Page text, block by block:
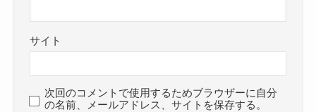
サイト
次回のコメントで使用するためブラウザーに自分
の名前、メールアドレス、サイトを保存する。